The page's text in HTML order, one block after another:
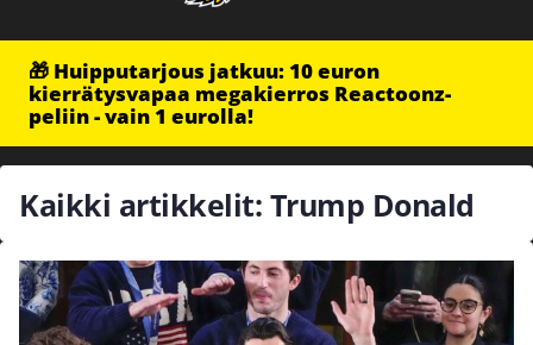
🎁 Huipputarjous jatkuu: 10 euron
kierrätysvapaa megakierros Reactoonz-
peliin - vain 1 eurolla!
Kaikki artikkelit: Trump Donald